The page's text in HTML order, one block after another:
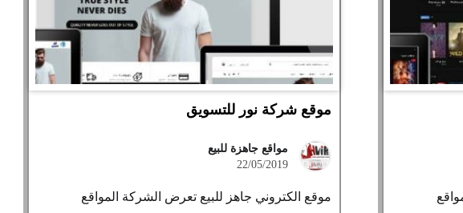
موقع شركة نور للتسويق
مواقع جاهزة للبيع
22/05/2019
موقع الكتروني جاهز للبيع تعرض الشركة المواقع